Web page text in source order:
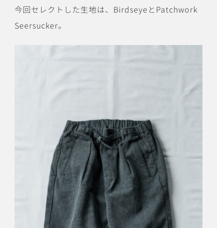
今回セレクトした生地は、BirdseyeとPatchwork
Seersucker。